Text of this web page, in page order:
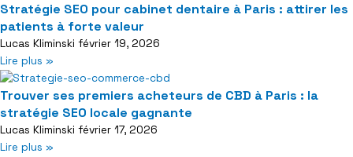
Stratégie SEO pour cabinet dentaire à Paris : attirer les
patients à forte valeur
Lucas Kliminski février 19, 2026
Lire plus »
Trouver ses premiers acheteurs de CBD à Paris : la
stratégie SEO locale gagnante
Lucas Kliminski février 17, 2026
Lire plus »